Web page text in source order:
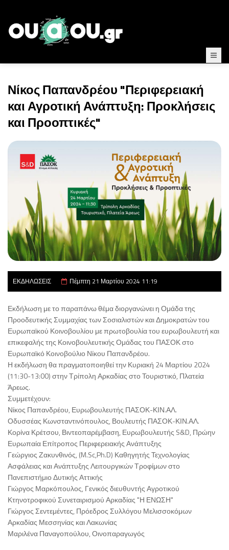
Νίκος Παπανδρέου "Περιφερειακή
και Αγροτική Ανάπτυξη: Προκλήσεις
και Προοπτικές"
ΕΚΔΗΛΩΣΕΙΣ Πέμπτη 21 Μαρτίου 2024 11:19
Εκδήλωση με το παραπάνω θέμα διοργανώνει η Ομάδα της
Προοδευτικής Συμμαχίας των Σοσιαλιστών και Δημοκρατών του
Ευρωπαϊκού Κοινοβουλίου με πρωτοβουλία του ευρωβουλευτή και
επικεφαλής της Κοινοβουλευτικής Ομάδας του ΠΑΣΟΚ στο
Ευρωπαϊκό Κοινοβούλιο Νίκου Παπανδρέου.
Η εκδήλωση θα πραγματοποιηθεί την Κυριακή 24 Μαρτίου 2024
(11:30-13:00) στην Τρίπολη Αρκαδίας στο Τουριστικό, Πλατεία
Άρεως.
Συμμετέχουν:
Νίκος Παπανδρέου, Ευρωβουλευτής ΠΑΣΟΚ-ΚΙΝ.ΑΛ.
Οδυσσέας Κωνσταντινόπουλος, Βουλευτής ΠΑΣΟΚ-ΚΙΝ.ΑΛ.
Κορίνα Κρέτσου, Βιντεοπαρέμβαση, Ευρωβουλευτής S&D, Πρώην
Ευρωπαία Επίτροπος Περιφερειακής Ανάπτυξης
Γεώργιος Ζακυνθινός, (M.Sc,Ph.D) Καθηγητής Τεχνολογίας
Ασφάλειας και Ανάπτυξης Λειτουργικών Τροφίμων στο
Πανεπιστήμιο Δυτικής Αττικής
Γιώργος Μαρκόπουλος, Γενικός διευθυντής Αγροτικού
Κτηνοτροφικού Συνεταιρισμού Αρκαδίας "Η ΕΝΩΣΗ"
Γιώργος Σεντεμέντες, Πρόεδρος Συλλόγου Μελισσοκόμων
Αρκαδίας Μεσσηνίας και Λακωνίας
Μαριλένα Παναγοπούλου, Οινοπαραγωγός